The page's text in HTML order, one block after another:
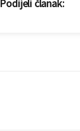
Podijeli članak: